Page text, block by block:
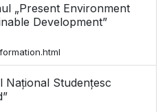
„Present Environment
Development”
Național Studențesc